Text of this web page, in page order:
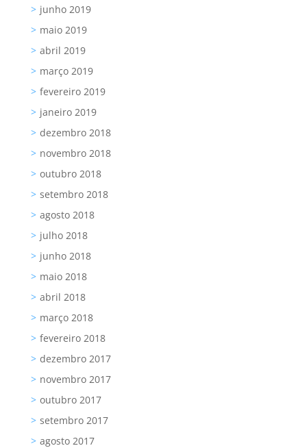
junho 2019
maio 2019
abril 2019
março 2019
fevereiro 2019
janeiro 2019
dezembro 2018
novembro 2018
outubro 2018
setembro 2018
agosto 2018
julho 2018
junho 2018
maio 2018
abril 2018
março 2018
fevereiro 2018
dezembro 2017
novembro 2017
outubro 2017
setembro 2017
agosto 2017